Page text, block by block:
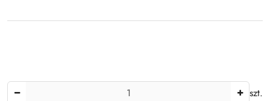
szt.